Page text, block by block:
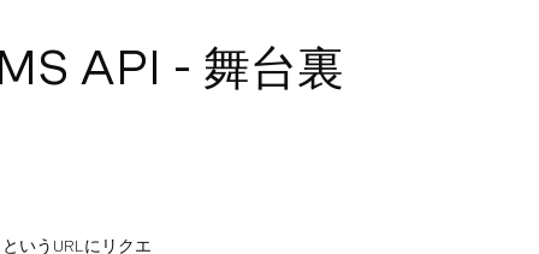
API - 舞台裏
いうURLにリクエ